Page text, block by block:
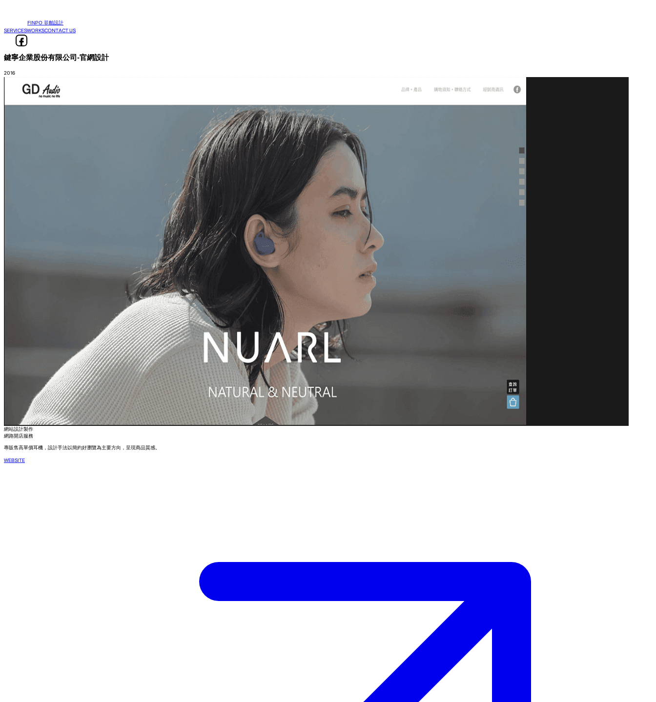
FINPO 菲舶設計
SERVICESWORKSCONTACT US
鍵寧企業股份有限公司-官網設計
2016
網站設計製作
網路開店服務
專販售高單價耳機，設計手法以簡約好瀏覽為主要方向，呈現商品質感。
WEBSITE